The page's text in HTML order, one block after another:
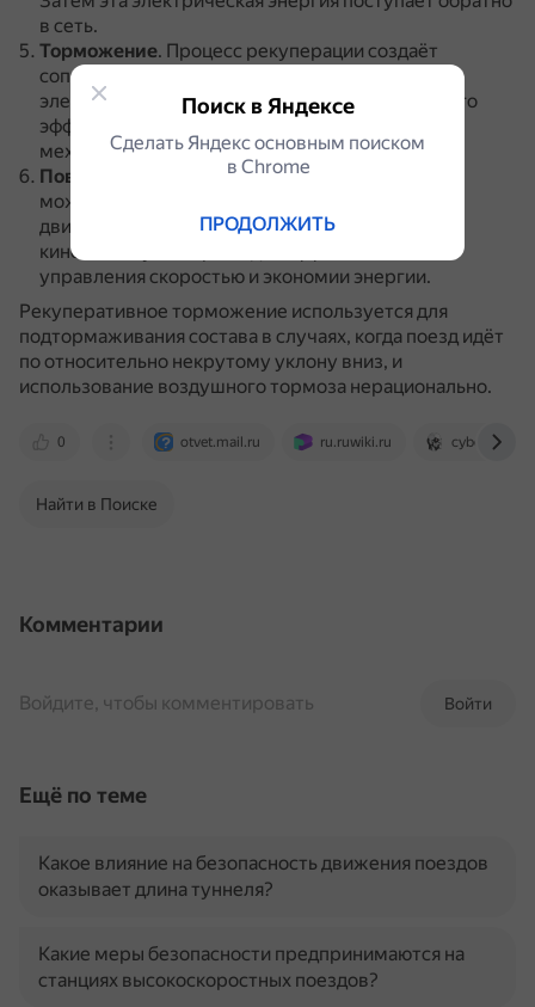
в сеть.
Торможение. Процесс рекуперации создаёт
сопротивление, которое замедляет движение
электровоза.
Это позволяет достичь тормозного
эффекта без необходимости использования
механических тормозов.
Повторение цикла
Этот процесс рекуперации
может повторяться множество раз во время
движения электровоза, позволяя использовать
кинетическую энергию для эффективного
управления скоростью и экономии энергии.
Рекуперативное торможение используется для
подтормаживания состава в случаях, когда поезд идёт
по относительно некрутому уклону вниз, и
использование воздушного тормоза нерационально.
0 otvet.mail.ru ru.ruwiki.ru
Найти в Поиске
Комментарии
Войти
Войдите, чтобы комментировать
Ещё по теме
Какое влияние на безопасность движения поездов
оказывает длина туннеля?
Какие меры безопасности предпринимаются на
станциях высокоскоростных поездов?
Поиск в Яндексе
Сделать Яндекс основным поиском
в Сhrome
ПРОДОЛЖИТЬ